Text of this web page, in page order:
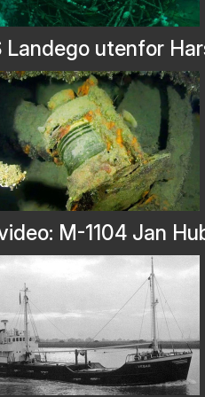
Landego utenfor
M-1104 Jan